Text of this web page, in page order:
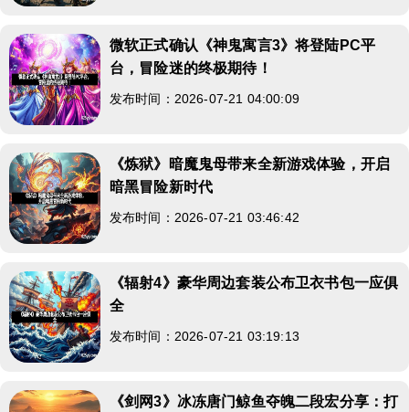
微软正式确认《神鬼寓言3》将登陆PC平
台，冒险迷的终极期待！
发布时间：2026-07-21 04:00:09
《炼狱》暗魔鬼母带来全新游戏体验，开启
暗黑冒险新时代
发布时间：2026-07-21 03:46:42
《辐射4》豪华周边套装公布卫衣书包一应俱
全
发布时间：2026-07-21 03:19:13
《剑网3》冰冻唐门鲸鱼夺魄二段宏分享：打